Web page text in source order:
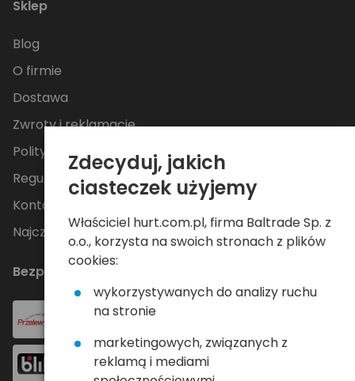
Sklep
Blog
O firmie
Dostawa
Zwroty i reklamacje
Polityka Prywatności
Regulamin
Kontakt
Najczęściej zadawane pytania
Bezpieczne płatności
Zdecyduj, jakich
ciasteczek użyjemy
Właściciel hurt.com.pl, firma Baltrade Sp. z
o.o., korzysta na swoich stronach z plików
cookies:
wykorzystywanych do analizy ruchu
na stronie
marketingowych, związanych z
reklamą i mediami